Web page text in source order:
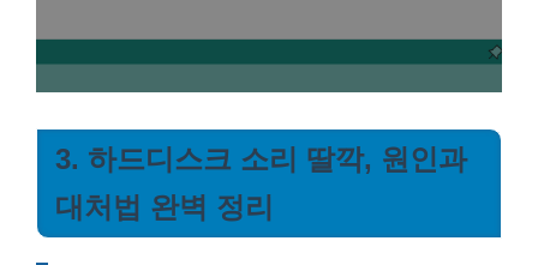
3. 하드디스크 소리 딸깍, 원인과
대처법 완벽 정리